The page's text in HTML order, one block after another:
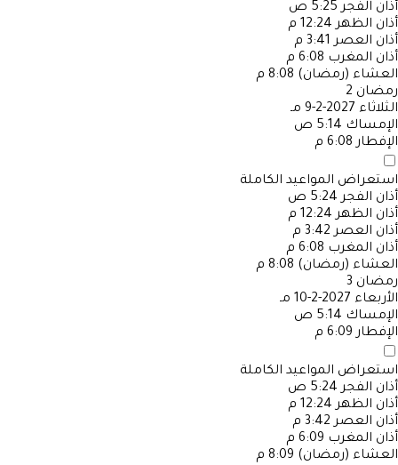
أذان الفجر 5:25 ص
أذان الظهر 12:24 م
أذان العصر 3:41 م
أذان المغرب 6:08 م
العشاء (رمضان) 8:08 م
رمضان 2
الثلاثاء 2027-2-9 مـ
الإمساك 5:14 ص
الإفطار 6:08 م
استعراض المواعيد الكاملة
أذان الفجر 5:24 ص
أذان الظهر 12:24 م
أذان العصر 3:42 م
أذان المغرب 6:08 م
العشاء (رمضان) 8:08 م
رمضان 3
الأربعاء 2027-2-10 مـ
الإمساك 5:14 ص
الإفطار 6:09 م
استعراض المواعيد الكاملة
أذان الفجر 5:24 ص
أذان الظهر 12:24 م
أذان العصر 3:42 م
أذان المغرب 6:09 م
العشاء (رمضان) 8:09 م